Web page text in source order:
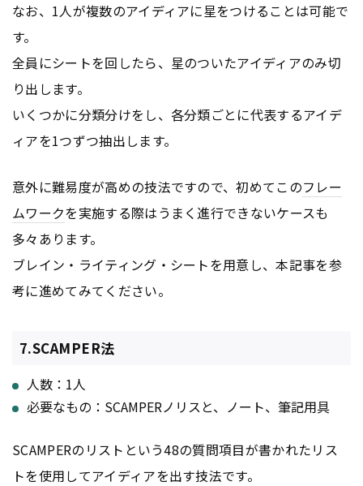
なお、1人が複数のアイディアに星をつけることは可能で
す。
全員にシートを回したら、星のついたアイディアのみ切
り出します。
いくつかに分類分けをし、各分類ごとに代表するアイデ
ィアを1つずつ抽出します。
意外に難易度が高めの技法ですので、初めてこのフレー
ムワークを実施する際はうまく進行できないケースも
多々あります。
ブレイン・ライティング・シートを用意し、本記事を参
考に進めてみてください。
7.SCAMPER法
人数：1人
必要なもの：SCAMPERノリスと、ノート、筆記用具
SCAMPERのリストという48の質問項目が書かれたリス
トを使用してアイディアを出す技法です。